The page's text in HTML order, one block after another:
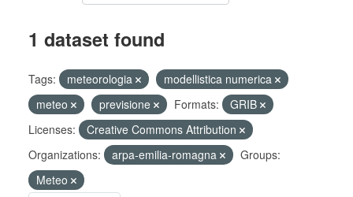
1 dataset found
Tags: meteorologia
modellistica numerica
meteo
previsione Formats:
GRIB
Licenses:
Creative Commons Attribution
Organizations:
arpa-emilia-romagna
Groups:
Meteo